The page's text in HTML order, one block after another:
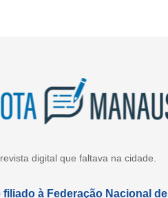
digital que faltava na cidade.
filiado à Federação Nacional de